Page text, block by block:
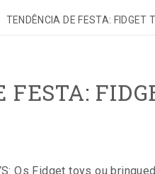
TENDÊNCIA DE FESTA: FIDGET
FESTA:
Os Fidget toys ou